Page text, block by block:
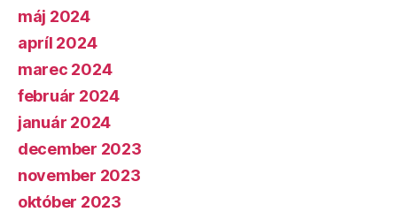
máj 2024
apríl 2024
marec 2024
február 2024
január 2024
december 2023
november 2023
október 2023